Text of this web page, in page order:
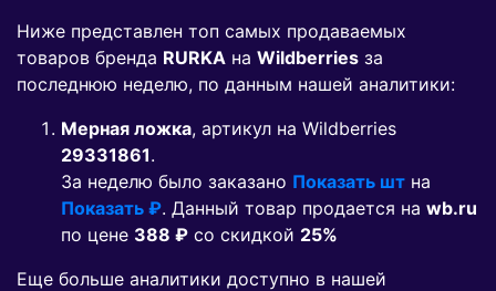
Ниже представлен топ самых продаваемых
товаров бренда RURKA на Wildberries за
последнюю неделю, по данным нашей аналитики:
Мерная ложка, артикул на Wildberries
29331861.
За неделю было заказано Показать шт на
Показать ₽. Данный товар продается на wb.ru
по цене 388 ₽ co скидкой 25%
Еще больше аналитики доступно в нашей